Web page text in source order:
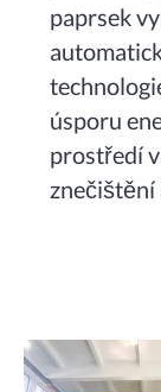
paprsek
úsporu
prostředí